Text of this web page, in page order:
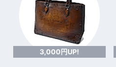
3,000円UP!